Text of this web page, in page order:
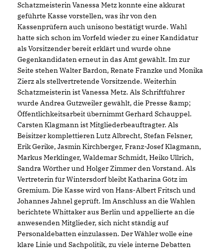
Schatzmeisterin Vanessa Metz konnte eine akkurat
geführte Kasse vorstellen, was ihr von den
Kassenprüfern auch unisono bestätigt wurde. Wahl
hatte sich schon im Vorfeld wieder zu einer Kandidatur
als Vorsitzender bereit erklärt und wurde ohne
Gegenkandidaten erneut in das Amt gewählt. Im zur
Seite stehen Walter Bardon, Renate Franzke und Monika
Zierz als stellvertretende Vorsitzende. Weiterhin
Schatzmeisterin ist Vanessa Metz. Als Schriftführer
wurde Andrea Gutzweiler gewählt, die Presse &amp;
Öffentlichkeitsarbeit übernimmt Gerhard Schauppel.
Carsten Klagmann ist Mitgliederbeauftragter. Als
Beisitzer komplettieren Lutz Albrecht, Stefan Felsner,
Erik Gerike, Jasmin Kirchberger, Franz-Josef Klagmann,
Markus Merklinger, Waldemar Schmidt, Heiko Ullrich,
Sandra Wörther und Holger Zimmer den Vorstand. Als
Vertreterin für Wintersdorf bleibt Katharina Götz im
Gremium. Die Kasse wird von Hans-Albert Fritsch und
Johannes Jahnel geprüft. Im Anschluss an die Wahlen
berichtete Whittaker aus Berlin und appellierte an die
anwesenden Mitglieder, sich nicht ständig auf
Personaldebatten einzulassen. Der Wähler wolle eine
klare Linie und Sachpolitik, zu viele interne Debatten